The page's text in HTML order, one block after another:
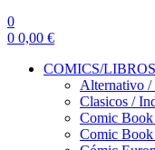
0
0 0,00 €
COMICS/LIBROS
Alternativo /
Clasicos /
Comic
Comic